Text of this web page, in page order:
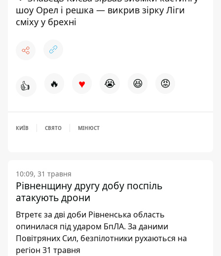
шоу Орел і решка — викрив зірку Ліги
сміху у брехні
👍 🔥 ♥ 😭 😆 😡
КИЇВ СВЯТО МІНЮСТ
10:09, 31 травня
Рівненщину другу добу поспіль
атакують дрони
Втретє за дві доби Рівненська область
опинилася під ударом БпЛА. За даними
Повітряних Сил, безпілотники рухаються на
регіон 31 травня